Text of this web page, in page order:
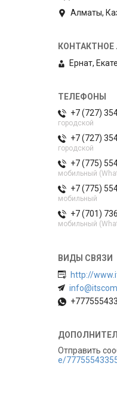
Алматы,
Ернат,
+7 (727)
городской
+7 (727)
городской
+7 (775)
мобильный
+7 (775)
мобильный
+7 (701)
мобильный
http://
Отправить
e/